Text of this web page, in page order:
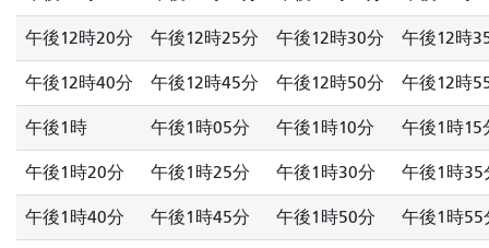
午後12時20分 午後12時25分 午後12時30分 午後12時
午後12時40分 午後12時45分 午後12時50分 午後12時
午後1時 午後1時05分 午後1時10分 午後1時15
午後1時20分 午後1時25分 午後1時30分 午後1時35
午後1時40分 午後1時45分 午後1時50分 午後1時55